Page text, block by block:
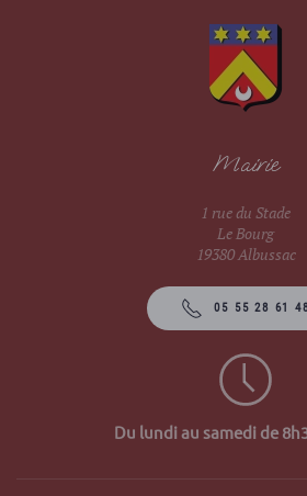
Mairie
1 rue du Stade
Le Bourg
19380 Albussac
05 55 28 61
Du lundi au samedi de